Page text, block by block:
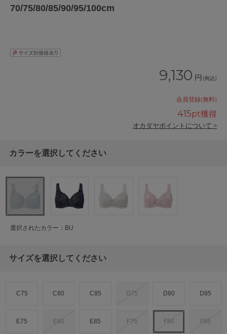
70/75/80/85/90/95/100cm
9,130 円 (税込)
会員登録(無料)
415pt獲得
オカダヤポイントについて >
カラーを選択してください
選択されたカラー：BU
サイズを選択してください
C75 C80 C85 D75 D80 D85
E75 E80 E85 F75 F80 F85